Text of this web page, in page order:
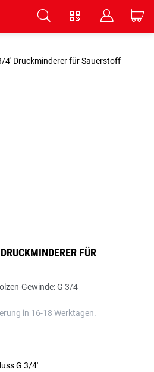
V B C
FÜR
Gewinde: G 3/4
in 16-18 Werktagen.
G 3/4'